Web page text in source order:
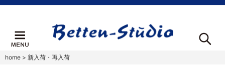
home > 新入荷・再入荷